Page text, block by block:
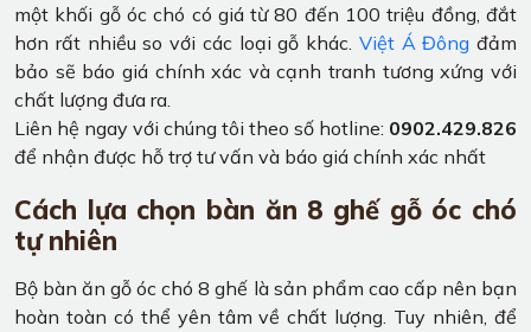
một khối gỗ óc chó có giá từ 80 đến 100 triệu đồng, đắt
hơn rất nhiều so với các loại gỗ khác. Việt Á Đông đảm
bảo sẽ báo giá chính xác và cạnh tranh tương xứng với
chất lượng đưa ra.
Liên hệ ngay với chúng tôi theo số hotline: 0902.429.826
để nhận được hỗ trợ tư vấn và báo giá chính xác nhất
Cách lựa chọn bàn ăn 8 ghế gỗ óc chó
tự nhiên
Bộ bàn ăn gỗ óc chó 8 ghế là sản phẩm cao cấp nên bạn
hoàn toàn có thể yên tâm về chất lượng. Tuy nhiên, để